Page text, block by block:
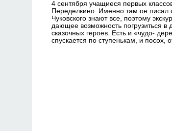
4 сентября учащиеся первых
Переделкино. Именно там он писал
Чуковского знают все, поэтому
дающее возможность погрузиться в
сказочных героев. Есть и «чудо-
спускается по ступенькам, и